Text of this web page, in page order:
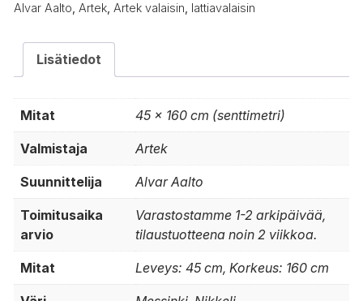
Alvar Aalto Artek Artek valaisin lattiavalaisin
Lisätiedot
Mitat 45 × 160 cm (senttimetri)
Valmistaja Artek
Suunnittelija Alvar Aalto
Toimitusaika
arvio
Varastostamme 1-2 arkipäivää,
tilaustuotteena noin 2 viikkoa.
Mitat Leveys: 45 cm, Korkeus: 160 cm